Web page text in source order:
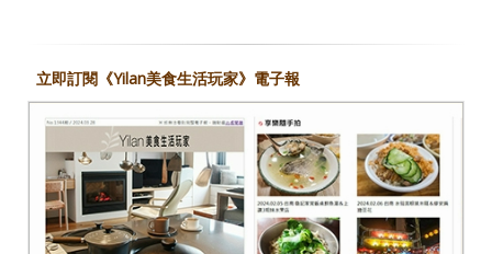
立即訂閱《Yilan美食生活玩家》電子報